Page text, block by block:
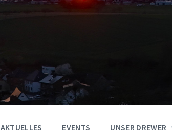
AKTUELLES EVENTS UNSER DREWER